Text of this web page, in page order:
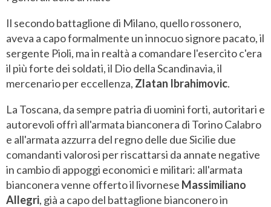
Il secondo battaglione di Milano, quello rossonero,
aveva a capo formalmente un innocuo signore pacato, il
sergente Pioli, ma in realtà a comandare l'esercito c'era
il più forte dei soldati, il Dio della Scandinavia, il
mercenario per eccellenza, Zlatan Ibrahimovic.
La Toscana, da sempre patria di uomini forti, autoritari e
autorevoli offrì all'armata bianconera di Torino Calabro
e all'armata azzurra del regno delle due Sicilie due
comandanti valorosi per riscattarsi da annate negative
in cambio di appoggi economici e militari: all'armata
bianconera venne offerto il livornese Massimiliano
Allegri, già a capo del battaglione bianconero in